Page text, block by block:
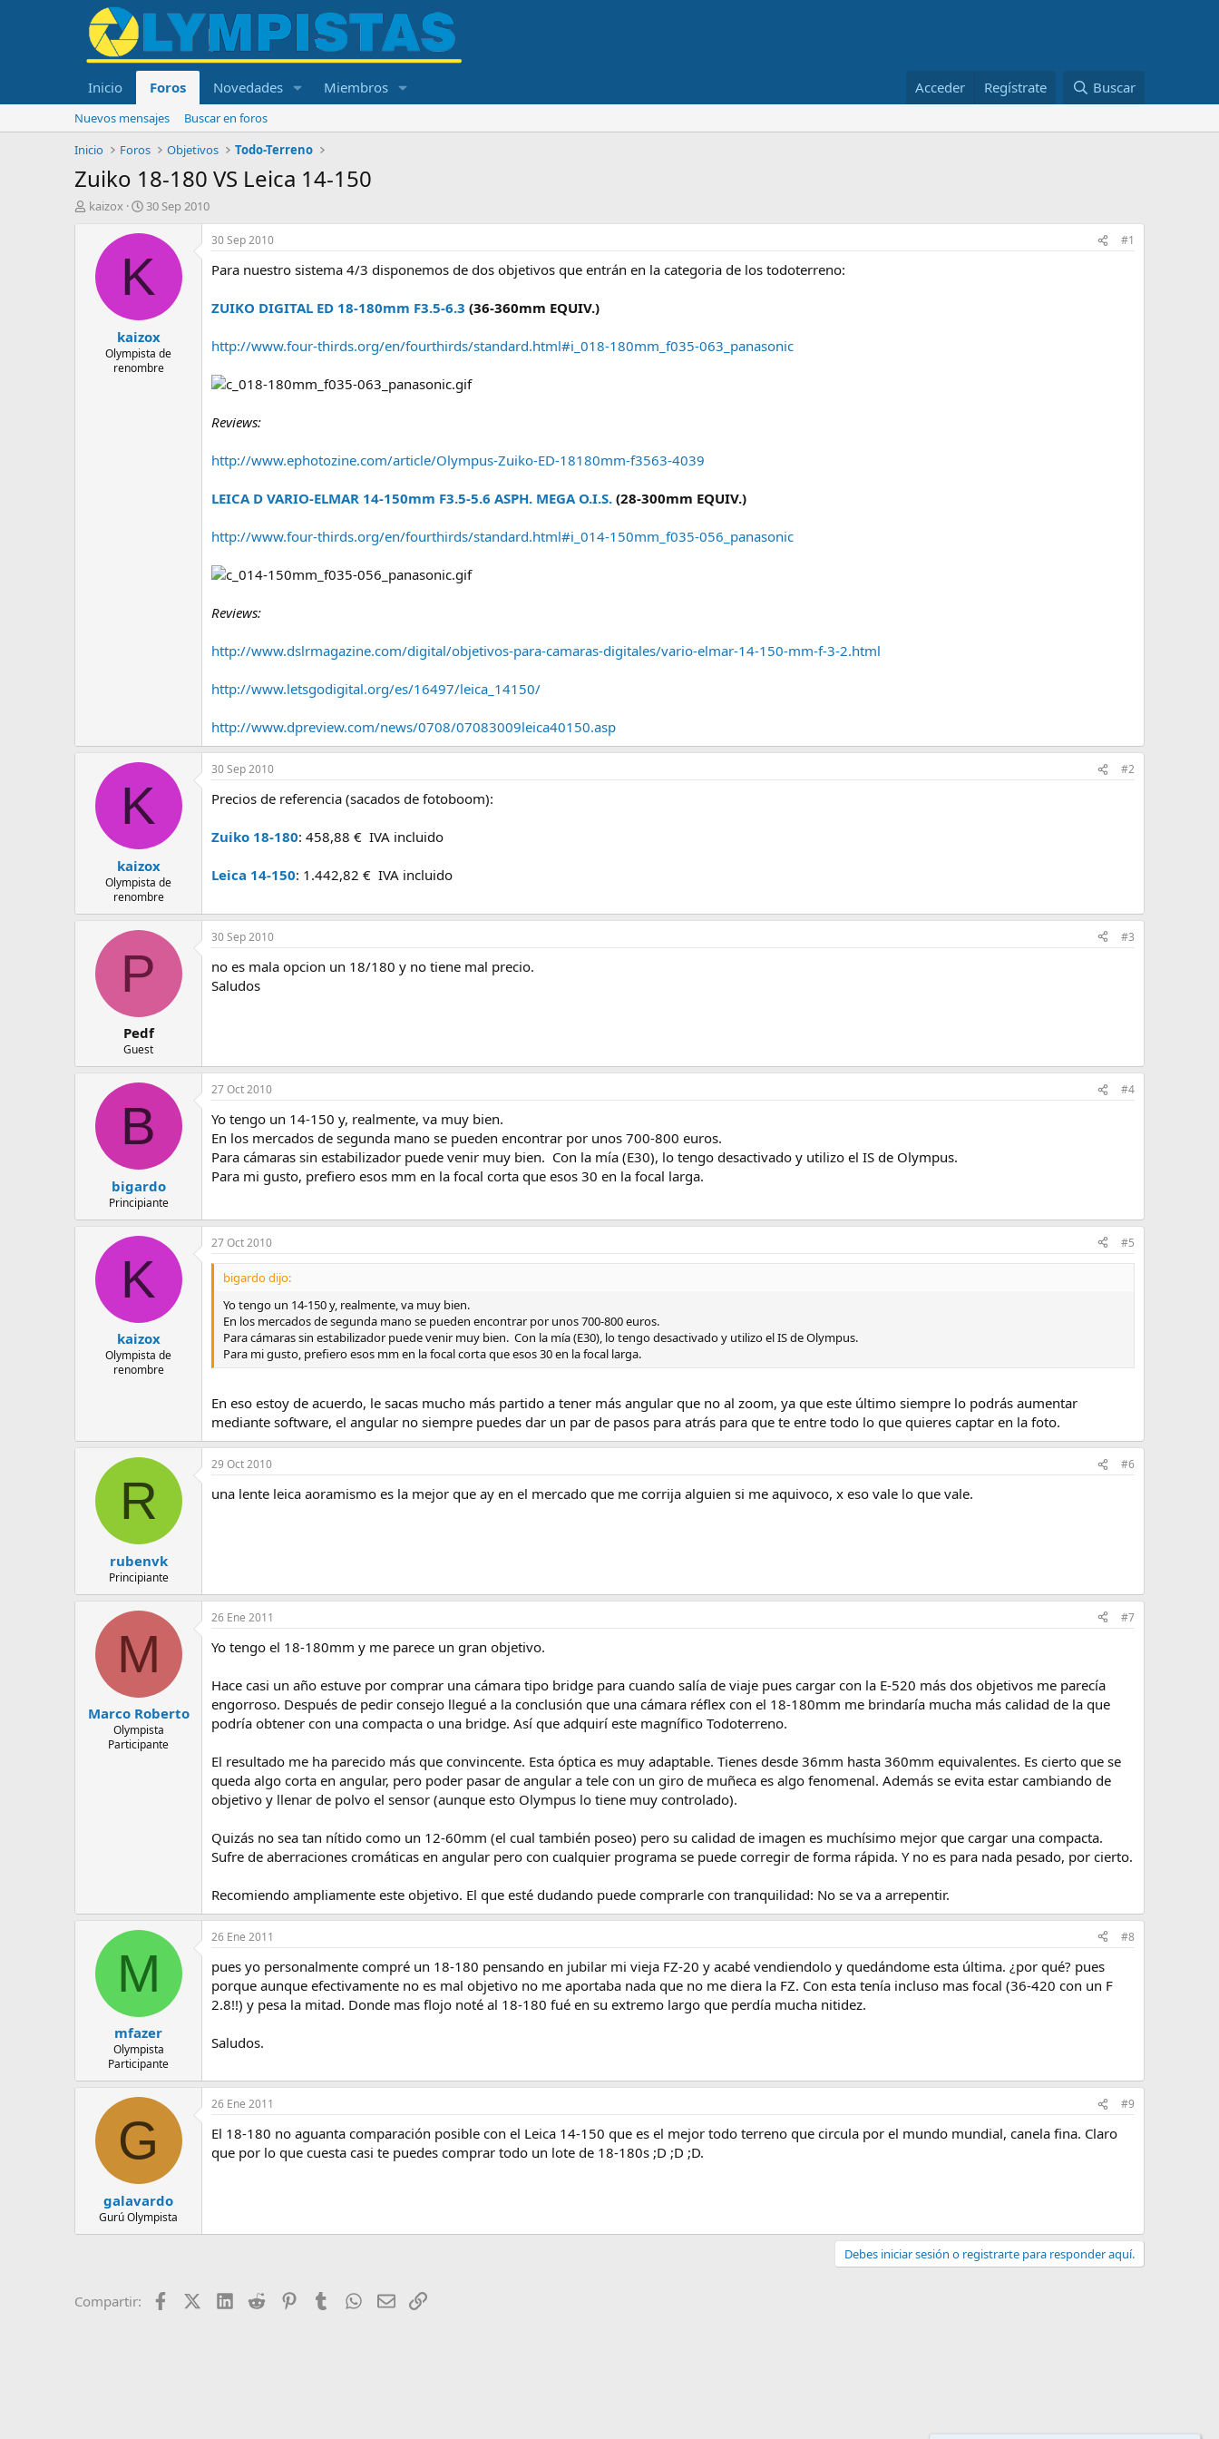
Inicio Foros Novedades Miembros Acceder Regístrate Buscar
Nuevos mensajes
Buscar en foros
Inicio
Foros Objetivos Todo-Terreno
Zuiko 18-180 VS Leica 14-150
Ikaizox
F
c
a
d
i
n
i
c
30 Sep 2010
K
kaizox
Olympista de
renombre
30 Sep 2010 #1
Para nuestro sistema 4/3 disponemos de dos objetivos que entrán en la categoria de los todoterreno:
ZUIKO DIGITAL ED 18-180mm F3.5-6.3 (36-360mm EQUIV.)
http://www.four-thirds.org/en/fourthirds/standard.html#i_018-180mm_f035-063_panasonic
Reviews:
http://www.ephotozine.com/article/Olympus-Zuiko-ED-18180mm-f3563-4039
LEICA D VARIO-ELMAR 14-150mm F3.5-5.6 ASPH. MEGA O.I.S. (28-300mm EQUIV.)
http://www.four-thirds.org/en/fourthirds/standard.html#i_014-150mm_f035-056_panasonic
Reviews:
http://www.dslrmagazine.com/digital/objetivos-para-camaras-digitales/vario-elmar-14-150-mm-f-3-2.html
http://www.letsgodigital.org/es/16497/leica_14150/
http://www.dpreview.com/news/0708/07083009leica40150.asp
K
kaizox
Olympista de
renombre
30 Sep 2010 #2
Precios de referencia (sacados de fotoboom):
Zuiko 18-180: 458,88 € IVA incluido
Leica 14-150: 1.442,82 € IVA incluido
P
Pedf
Guest
30 Sep 2010 #3
no es mala opcion un 18/180 y no tiene mal precio.
Saludos
B
bigardo
Principiante
27 Oct 2010 #4
Yo tengo un 14-150 y, realmente, va muy bien.
En los mercados de segunda mano se pueden encontrar por unos 700-800 euros.
Para cámaras sin estabilizador puede venir muy bien. Con la mía (E30), lo tengo desactivado y utilizo el IS de Olympus.
Para mi gusto, prefiero esos mm en la focal corta que esos 30 en la focal larga.
K
kaizox
Olympista de
renombre
27 Oct 2010 #5
bigardo dijo:
Yo tengo un 14-150 y, realmente, va muy bien.
En los mercados de segunda mano se pueden encontrar por unos 700-800 euros.
Para cámaras sin estabilizador puede venir muy bien. Con la mía (E30), lo tengo desactivado y utilizo el IS de Olympus.
Para mi gusto, prefiero esos mm en la focal corta que esos 30 en la focal larga.
En eso estoy de acuerdo, le sacas mucho más partido a tener más angular que no al zoom, ya que este último siempre lo podrás aumentar
mediante software, el angular no siempre puedes dar un par de pasos para atrás para que te entre todo lo que quieres captar en la foto.
R
rubenvk
Principiante
29 Oct 2010 #6
una lente leica aoramismo es la mejor que ay en el mercado que me corrija alguien si me aquivoco, x eso vale lo que vale.
M
Marco Roberto
Olympista
Participante
26 Ene 2011 #7
Yo tengo el 18-180mm y me parece un gran objetivo.
Hace casi un año estuve por comprar una cámara tipo bridge para cuando salía de viaje pues cargar con la E-520 más dos objetivos me parecía
engorroso. Después de pedir consejo llegué a la conclusión que una cámara réflex con el 18-180mm me brindaría mucha más calidad de la que
podría obtener con una compacta o una bridge. Así que adquirí este magnífico Todoterreno.
El resultado me ha parecido más que convincente. Esta óptica es muy adaptable. Tienes desde 36mm hasta 360mm equivalentes. Es cierto que se
queda algo corta en angular, pero poder pasar de angular a tele con un giro de muñeca es algo fenomenal. Además se evita estar cambiando de
objetivo y llenar de polvo el sensor (aunque esto Olympus lo tiene muy controlado).
Quizás no sea tan nítido como un 12-60mm (el cual también poseo) pero su calidad de imagen es muchísimo mejor que cargar una compacta.
Sufre de aberraciones cromáticas en angular pero con cualquier programa se puede corregir de forma rápida. Y no es para nada pesado, por cierto.
Recomiendo ampliamente este objetivo. El que esté dudando puede comprarle con tranquilidad: No se va a arrepentir.
M
mfazer
Olympista
Participante
26 Ene 2011 #8
pues yo personalmente compré un 18-180 pensando en jubilar mi vieja FZ-20 y acabé vendiendolo y quedándome esta última. ¿por qué? pues
porque aunque efectivamente no es mal objetivo no me aportaba nada que no me diera la FZ. Con esta tenía incluso mas focal (36-420 con un F
2.8!!) y pesa la mitad. Donde mas flojo noté al 18-180 fué en su extremo largo que perdía mucha nitidez.
Saludos.
G
galavardo
Gurú Olympista
26 Ene 2011 #9
El 18-180 no aguanta comparación posible con el Leica 14-150 que es el mejor todo terreno que circula por el mundo mundial, canela fina. Claro
que por lo que cuesta casi te puedes comprar todo un lote de 18-180s ;D ;D ;D.
Debes iniciar sesión o registrarte para responder aquí.
Compartir: FacebookX (Twitter)
LinkedIn
Reddit PinterestTumblrWhatsApp
EmailEnlace